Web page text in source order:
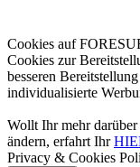
Cookies auf
Cookies zur
besseren
individualisierte
Wollt Ihr mehr
ändern, erfahrt Ihr
Privacy & Cookies